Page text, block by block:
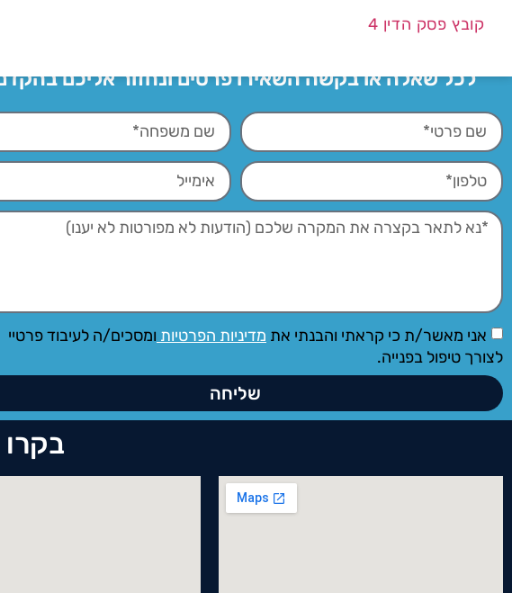
קובץ פסק הדין 4
לכל שאלה או בקשה השאירו פרטים ונחזור אליכם
אני מאשר/ת כי קראתי והבנתי את מדיניות הפרטיות ומסכים/ה לעיבוד פרטיי
לצורך טיפול בפנייה.
שליחה
בקרו